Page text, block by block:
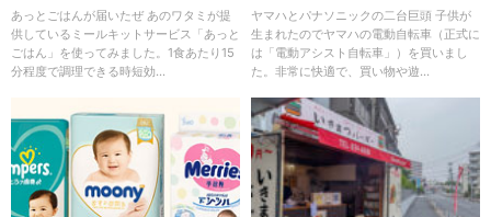
あっとごはんが届いたぜ あのワタミが提
供しているミールキットサービス「あっと
ごはん」を使ってみました。1食あたり15
分程度で調理できる時短効...
両方乗った結論
ヤマハとパナソニックの二台巨頭 子供が
生まれたのでヤマハの電動自転車（正式に
は「電動アシスト自転車」）を買いまし
た。非常に快適で、買い物や遊...